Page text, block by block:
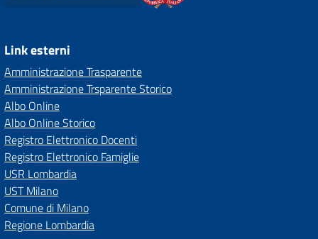
Link esterni
Amministrazione Trasparente
Amministrazione Trsparente Storico
Albo Online
Albo Online Storico
Registro Elettronico Docenti
Registro Elettronico Famiglie
USR Lombardia
UST Milano
Comune di Milano
Regione Lombardia